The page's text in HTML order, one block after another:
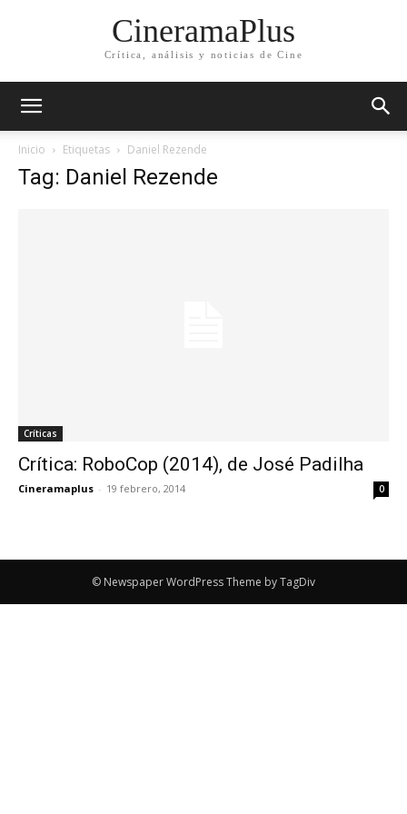
CineramaPlus
Crítica, análisis y noticias de Cine
Inicio Etiquetas Daniel Rezende
Tag: Daniel Rezende
Críticas
Crítica: RoboCop (2014), de José Padilha
Cineramaplus - 19 febrero, 2014 0
© Newspaper WordPress Theme by TagDiv